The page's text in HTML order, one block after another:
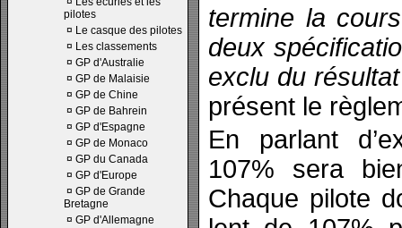
pilotes
¤ Le casque des pilotes
¤ Les classements
¤ GP d'Australie
¤ GP de Malaisie
¤ GP de Chine
¤ GP de Bahrein
¤ GP d'Espagne
¤ GP de Monaco
¤ GP du Canada
¤ GP d'Europe
¤ GP de Grande
Bretagne
¤ GP d'Allemagne
termine la
deux
exclu du
présent le
En parlant
107% sera
Chaque pilote